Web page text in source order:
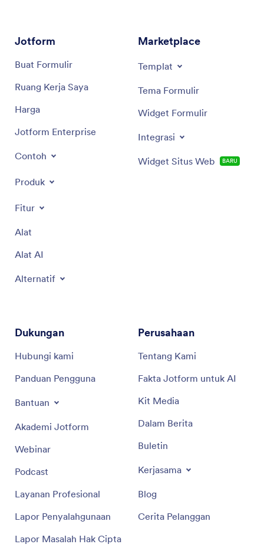
Jotform
Buat Formulir
Ruang Kerja Saya
Harga
Jotform Enterprise
Contoh
Produk
Fitur
Alat
Alat AI
Alternatif
Marketplace
Templat
Tema Formulir
Widget Formulir
Integrasi
Widget Situs Web BARU
Dukungan
Hubungi kami
Panduan Pengguna
Bantuan
Akademi Jotform
Webinar
Podcast
Layanan Profesional
Lapor Penyalahgunaan
Lapor Masalah Hak Cipta
Perusahaan
Tentang Kami
Fakta Jotform untuk AI
Kit Media
Dalam Berita
Buletin
Kerjasama
Blog
Cerita Pelanggan